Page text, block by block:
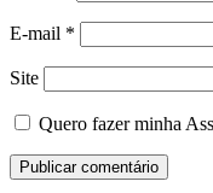
E-mail *
Site
Quero fazer minha